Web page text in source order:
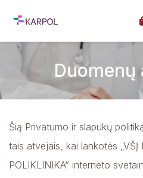
Duomenų
Šią Privatumo ir slapukų
tais atvejais, kai lankotės „VŠĮ
POLIKLINIKA“ interneto